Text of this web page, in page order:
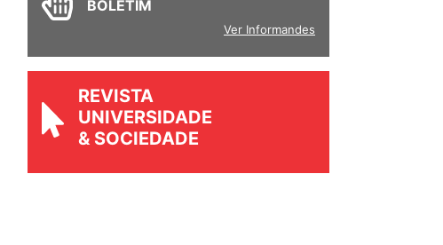
BOLETIM
Ver Informandes
REVISTA
UNIVERSIDADE
& SOCIEDADE